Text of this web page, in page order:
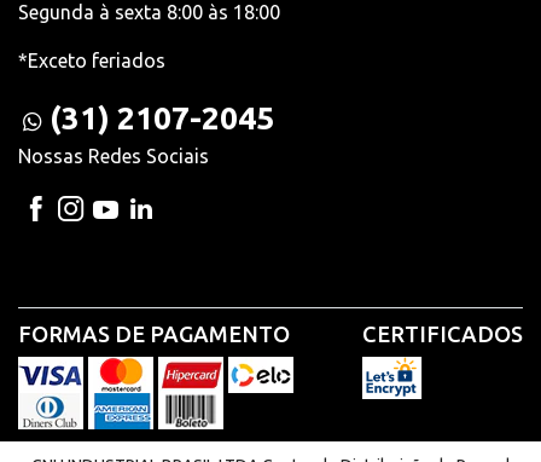
Segunda à sexta 8:00 às 18:00
*Exceto feriados
(31) 2107-2045
Nossas Redes Sociais
FORMAS DE PAGAMENTO CERTIFICADOS